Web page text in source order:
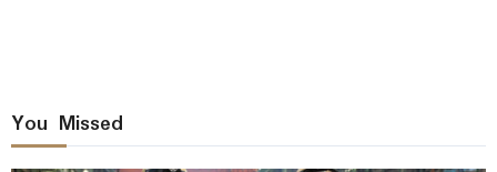
You Missed